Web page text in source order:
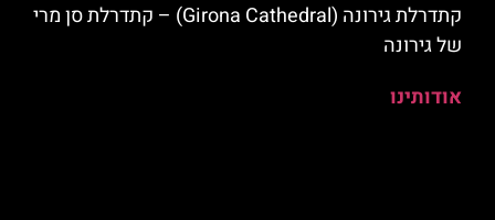
קתדרלת גירונה (Girona Cathedral) – קתדרלת סן מרי
של גירונה
אודותינו